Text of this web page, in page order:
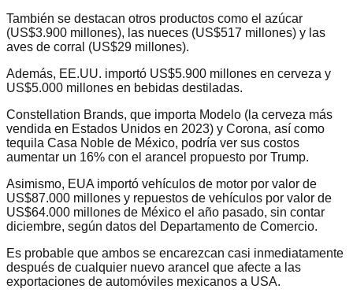
También se destacan otros productos como el azúcar
(US$3.900 millones), las nueces (US$517 millones) y las
aves de corral (US$29 millones).
Además, EE.UU. importó US$5.900 millones en cerveza y
US$5.000 millones en bebidas destiladas.
Constellation Brands, que importa Modelo (la cerveza más
vendida en Estados Unidos en 2023) y Corona, así como
tequila Casa Noble de México, podría ver sus costos
aumentar un 16% con el arancel propuesto por Trump.
Asimismo, EUA importó vehículos de motor por valor de
US$87.000 millones y repuestos de vehículos por valor de
US$64.000 millones de México el año pasado, sin contar
diciembre, según datos del Departamento de Comercio.
Es probable que ambos se encarezcan casi inmediatamente
después de cualquier nuevo arancel que afecte a las
exportaciones de automóviles mexicanos a USA.